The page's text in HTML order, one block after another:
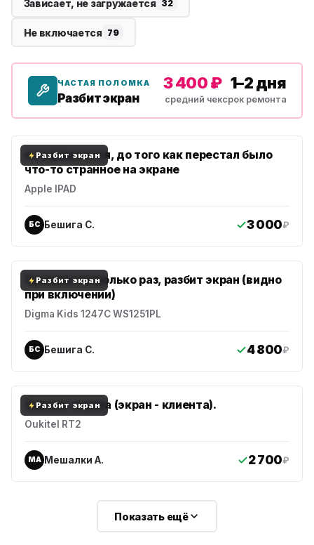
Зависает, не загружается 32
Не включается 79
ЧАСТАЯ ПОЛОМКА
Разбит экран
3 400 ₽
средний чек
1–2 дня
срок ремонта
Разбит экран
не заряжается, до того как перестал было
что-то странное на экране
Apple IPAD
БС Бешига С. 3 000₽
Разбит экран
Уронили несколько раз, разбит экран (видно
при включении)
Digma Kids 1247C WS1251PL
БС Бешига С. 4 800₽
Разбит экран
Замена экрана (экран - клиента).
Oukitel RT2
МА Мешалки А. 2 700₽
Показать ещё